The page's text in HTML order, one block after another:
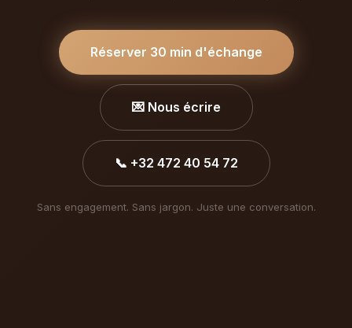
Réserver 30 min d'échange
💌 Nous écrire
📞 +32 472 40 54 72
Sans engagement. Sans jargon. Juste une conversation.